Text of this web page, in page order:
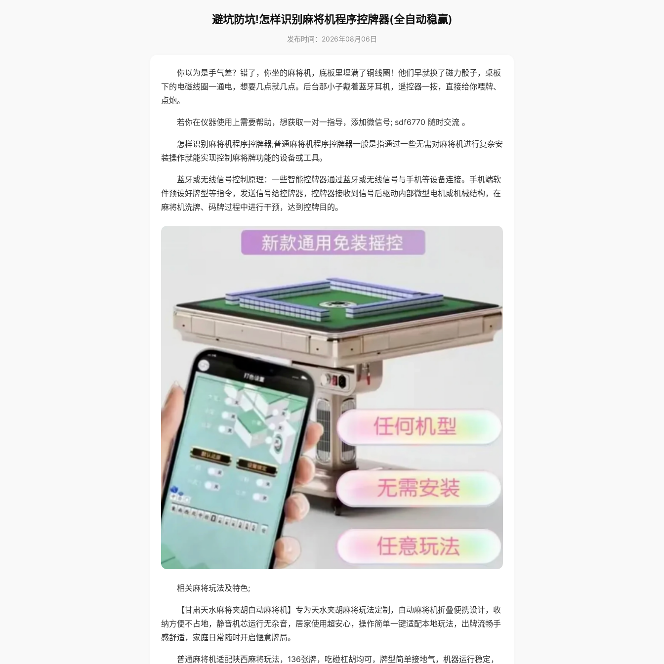
避坑防坑!怎样识别麻将机程序控牌器(全自动稳赢)
发布时间：2026年08月06日
你以为是手气差？错了，你坐的麻将机，底板里埋满了铜线圈！他们早就换了磁力骰子，桌板
下的电磁线圈一通电，想要几点就几点。后台那小子戴着蓝牙耳机，遥控器一按，直接给你喂牌、
点炮。
若你在仪器使用上需要帮助，想获取一对一指导，添加微信号; sdf6770 随时交流 。
怎样识别麻将机程序控牌器;普通麻将机程序控牌器一般是指通过一些无需对麻将机进行复杂安
装操作就能实现控制麻将牌功能的设备或工具。
蓝牙或无线信号控制原理：一些智能控牌器通过蓝牙或无线信号与手机等设备连接。手机端软
件预设好牌型等指令，发送信号给控牌器，控牌器接收到信号后驱动内部微型电机或机械结构，在
麻将机洗牌、码牌过程中进行干预，达到控牌目的。
相关麻将玩法及特色;
【甘肃天水麻将夹胡自动麻将机】专为天水夹胡麻将玩法定制，自动麻将机折叠便携设计，收
纳方便不占地，静音机芯运行无杂音，居家使用超安心，操作简单一键适配本地玩法，出牌流畅手
感舒适，家庭日常随时开启惬意牌局。
普通麻将机适配陕西麻将玩法，136张牌，吃碰杠胡均可，牌型简单接地气，机器运行稳定，